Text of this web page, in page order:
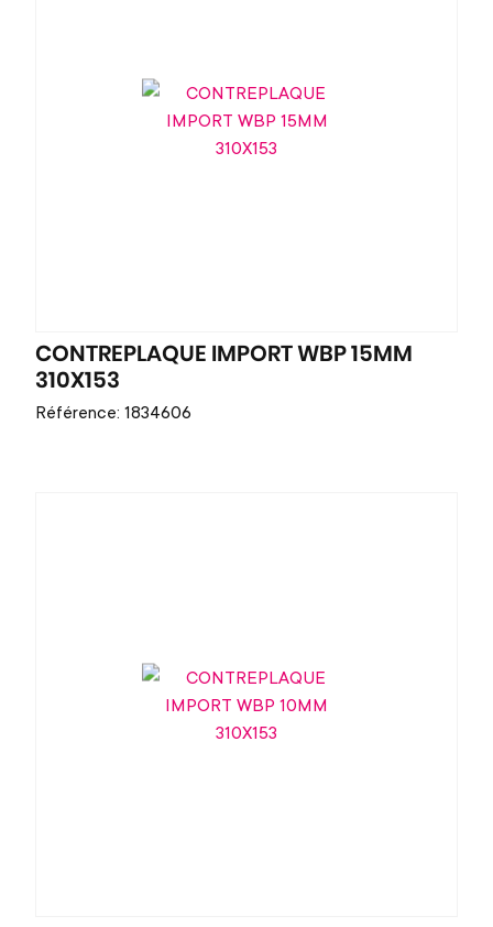
CONTREPLAQUE IMPORT WBP 15MM
310X153
Référence: 1834606